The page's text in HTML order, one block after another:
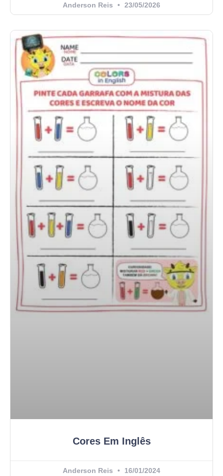
Anderson Reis 23/05/2026
Cores Em Inglês
Anderson Reis 16/01/2024